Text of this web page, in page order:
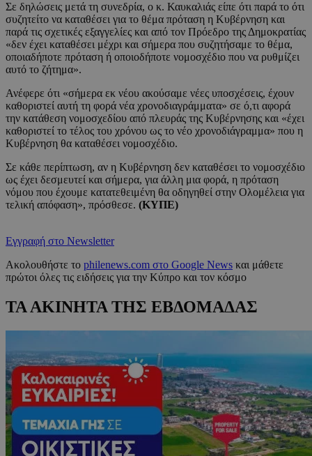
Σε δηλώσεις μετά τη συνεδρία, ο κ. Καυκαλιάς είπε ότι παρά το ότι
συζητείτο να καταθέσει για το θέμα πρόταση η Κυβέρνηση και
παρά τις σχετικές εξαγγελίες και από τον Πρόεδρο της Δημοκρατίας
«δεν έχει καταθέσει μέχρι και σήμερα που συζητήσαμε το θέμα,
οποιαδήποτε πρόταση ή οποιοδήποτε νομοσχέδιο που να ρυθμίζει
αυτό το ζήτημα».
Ανέφερε ότι «σήμερα εκ νέου ακούσαμε νέες υποσχέσεις, έχουν
καθοριστεί αυτή τη φορά νέα χρονοδιαγράμματα» σε ό,τι αφορά
την κατάθεση νομοσχεδίου από πλευράς της Κυβέρνησης και «έχει
καθοριστεί το τέλος του χρόνου ως το νέο χρονοδιάγραμμα» που η
Κυβέρνηση θα καταθέσει νομοσχέδιο.
Σε κάθε περίπτωση, αν η Κυβέρνηση δεν καταθέσει το νομοσχέδιο
ως έχει δεσμευτεί και σήμερα, για άλλη μια φορά, η πρόταση
νόμου που έχουμε κατατεθειμένη θα οδηγηθεί στην Ολομέλεια για
τελική απόφαση», πρόσθεσε. (ΚΥΠΕ)
Εγγραφή στο Newsletter
Ακολουθήστε το philenews.com στο Google News και μάθετε
πρώτοι όλες τις ειδήσεις για την Κύπρο και τον κόσμο
ΤΑ ΑΚΙΝΗΤΑ ΤΗΣ ΕΒΔΟΜΑΔΑΣ